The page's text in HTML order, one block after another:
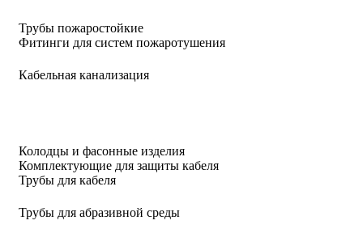
Трубы пожаростойкие
Фитинги для систем пожаротушения
Кабельная канализация
Колодцы и фасонные изделия
Комплектующие для защиты кабеля
Трубы для кабеля
Трубы для абразивной среды